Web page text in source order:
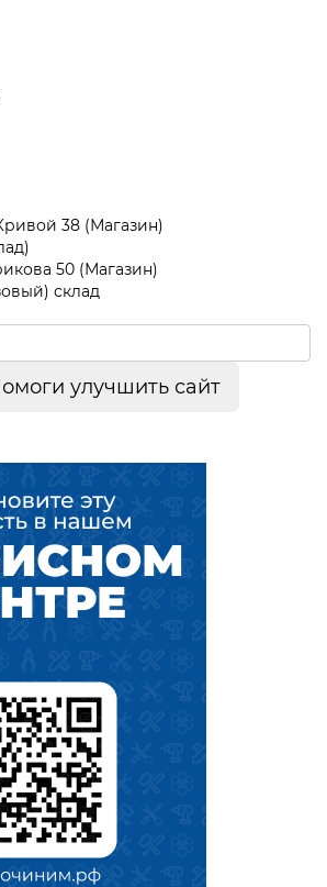
38 (Магазин)
50 (Магазин)
склад
улучшить сайт